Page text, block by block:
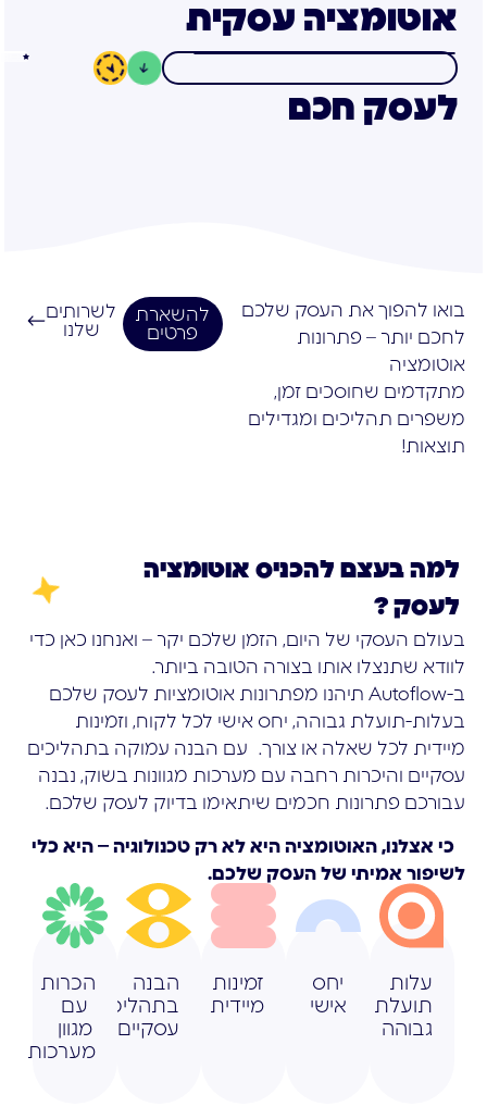
אוטומציה עסקית
לעסק חכם
בואו להפוך את העסק שלכם
לחכם יותר – פתרונות
אוטומציה
מתקדמים שחוסכים זמן,
משפרים תהליכים ומגדילים
תוצאות!
להשארת
פרטים
לשרותים
שלנו
למה בעצם להכניס אוטומציה
לעסק ?
בעולם העסקי של היום, הזמן שלכם יקר – ואנחנו כאן כדי
לוודא שתנצלו אותו בצורה הטובה ביותר.
ב-Autoflow תיהנו מפתרונות אוטומציות לעסק שלכם
בעלות-תועלת גבוהה, יחס אישי לכל לקוח, וזמינות
מיידית לכל שאלה או צורך. עם הבנה עמוקה בתהליכים
עסקיים והיכרות רחבה עם מערכות מגוונות בשוק, נבנה
עבורכם פתרונות חכמים שיתאימו בדיוק לעסק שלכם.
כי אצלנו, האוטומציה היא לא רק טכנולוגיה – היא כלי
לשיפור אמיתי של העסק שלכם.
עלות
תועלת
גבוהה
יחס
אישי
זמינות
מיידית
הבנה
בתהליכים
עסקיים
הכרות
עם
מגוון
מערכות